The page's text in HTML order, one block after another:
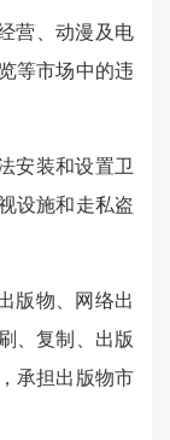
营、动漫及电
等市场中的违
安装和设置卫
设施和走私盗
版物、网络出
、复制、出版
承担出版物市